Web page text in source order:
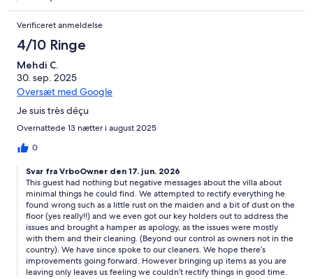
Verificeret anmeldelse
4/10 Ringe
Mehdi C.
30. sep. 2025
Oversæt med Google
Je suis très déçu
Overnattede 13 nætter i august 2025
0
Svar fra VrboOwner den 17. jun. 2026
This guest had nothing but negative messages about the villa about
minimal things he could find. We attempted to rectify everything he
found wrong such as a little rust on the maiden and a bit of dust on the
floor (yes really!!) and we even got our key holders out to address the
issues and brought a hamper as apology, as the issues were mostly
with them and their cleaning. (Beyond our control as owners not in the
country). We have since spoke to our cleaners. We hope there’s
improvements going forward. However bringing up items as you are
leaving only leaves us feeling we couldn’t rectify things in good time.